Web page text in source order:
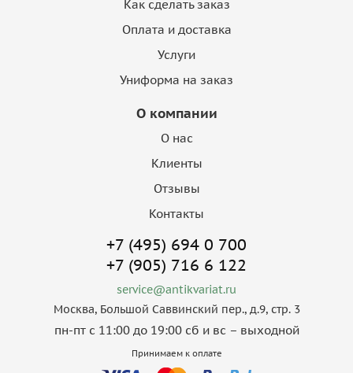
Как сделать заказ
Оплата и доставка
Услуги
Униформа на заказ
О компании
О нас
Клиенты
Отзывы
Контакты
+7 (495) 694 0 700
+7 (905) 716 6 122
service@antikvariat.ru
Москва, Большой Саввинский пер., д.9, стр. 3
пн-пт с 11:00 до 19:00 сб и вс – выходной
Принимаем к оплате